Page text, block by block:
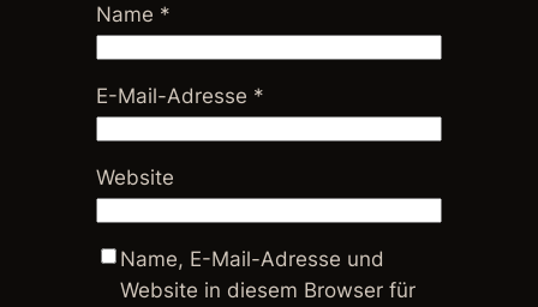
Name *
E-Mail-Adresse *
Website
Name, E-Mail-Adresse und
Website in diesem Browser für